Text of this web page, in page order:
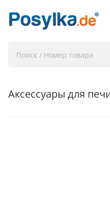
Аксессуары для